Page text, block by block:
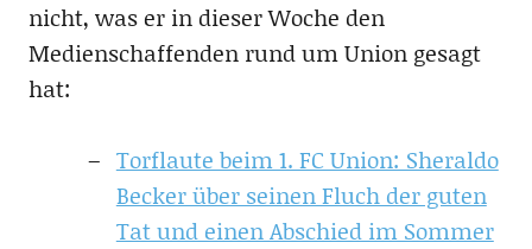
nicht, was er in dieser Woche den
Medienschaffenden rund um Union gesagt
hat:
Torflaute beim 1. FC Union: Sheraldo
Becker über seinen Fluch der guten
Tat und einen Abschied im Sommer